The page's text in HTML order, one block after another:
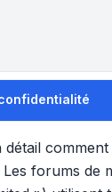
forums de